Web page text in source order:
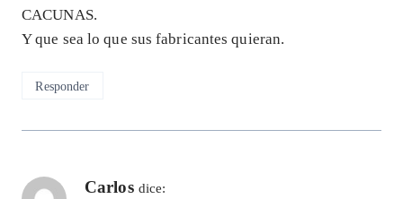
CACUNAS.
Y que sea lo que sus fabricantes quieran.
Responder
Carlos dice: